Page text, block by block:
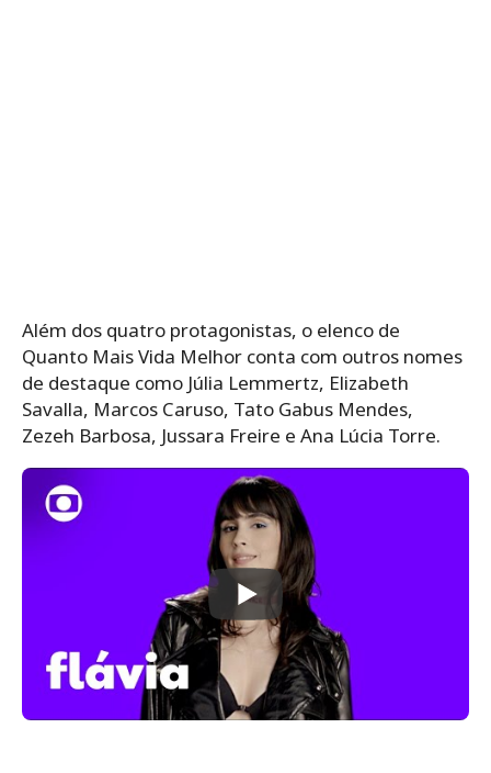
Além dos quatro protagonistas, o elenco de
Quanto Mais Vida Melhor conta com outros nomes
de destaque como Júlia Lemmertz, Elizabeth
Savalla, Marcos Caruso, Tato Gabus Mendes,
Zezeh Barbosa, Jussara Freire e Ana Lúcia Torre.